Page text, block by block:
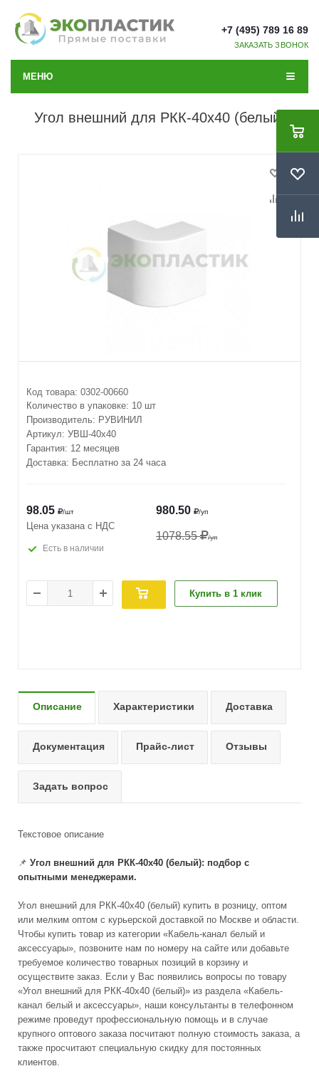
+7 (495) 789 16 89
ЗАКАЗАТЬ ЗВОНОК
МЕНЮ
Угол внешний для РКК-40х40 (белый)
Код товара: 0302-00660
Количество в упаковке: 10 шт
Производитель: РУВИНИЛ
Артикул: УВШ-40х40
Гарантия: 12 месяцев
Доставка: Бесплатно за 24 часа
980.50 /уп
1078.55 /уп
98.05 /шт
Цена указана с НДС
Есть в наличии
Купить в 1 клик
Описание Характеристики Доставка
Документация Прайс-лист Отзывы
Задать вопрос
Текстовое описание
📌 Угол внешний для РКК-40х40 (белый): подбор с
опытными менеджерами.
Угол внешний для РКК-40х40 (белый) купить в розницу, оптом
или мелким оптом с курьерской доставкой по Москве и области.
Чтобы купить товар из категории «Кабель-канал белый и
аксессуары», позвоните нам по номеру на сайте или добавьте
требуемое количество товарных позиций в корзину и
осуществите заказ. Если у Вас появились вопросы по товару
«Угол внешний для РКК-40х40 (белый)» из раздела «Кабель-
канал белый и аксессуары», наши консультанты в телефонном
режиме проведут профессиональную помощь и в случае
крупного оптового заказа посчитают полную стоимость заказа, а
также просчитают специальную скидку для постоянных
клиентов.